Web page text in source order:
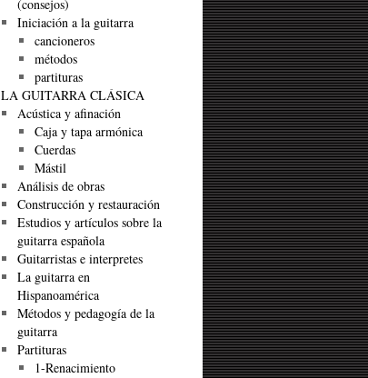
(consejos)
Iniciación a la guitarra
cancioneros
métodos
partituras
LA GUITARRA CLÁSICA
Acústica y afinación
Caja y tapa armónica
Cuerdas
Mástil
Análisis de obras
Construcción y restauración
Estudios y artículos sobre la
guitarra española
Guitarristas e interpretes
La guitarra en
Hispanoamérica
Métodos y pedagogía de la
guitarra
Partituras
1-Renacimiento